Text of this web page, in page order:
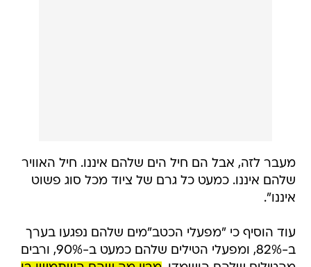
מעבר לזה, אבל הם חיל הים שלהם איננו. חיל האוויר
שלהם איננו. כמעט כל גרם של ציוד מכל סוג פשוט
איננו".
עוד הוסיף כי "מפעלי הכטב"מים שלהם נפגעו בערך
ב-82%, ומפעלי הטילים שלהם כמעט ב-90%, ורבים